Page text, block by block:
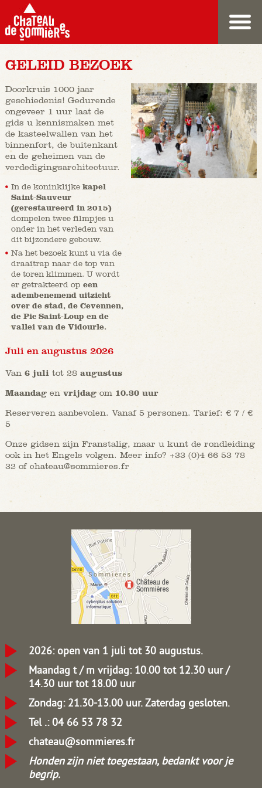
GELEID BEZOEK
Doorkruis 1000 jaar
geschiedenis! Gedurende
ongeveer 1 uur laat de
gids u kennismaken met
de kasteelwallen van het
binnenfort, de buitenkant
en de geheimen van de
verdedigingsarchitectuur.
In de koninklijkekapel
Saint-Sauveur
(gerestaureerd in 2015)
dompelen twee filmpjes u
onder in het verleden van
dit bijzondere gebouw.
Na het bezoek kunt u via de
draaitrap naar de top van
de toren klimmen. U wordt
er getrakteerd op een
adembenemend uitzicht
over de stad, de Cevennen,
de Pic Saint-Loup en de
vallei van de Vidourle.
Juli en augustus 2026
Van 6 juli tot 28augustus
Maandagen vrijdagom 10.30 uur
Reserveren aanbevolen. Vanaf 5 personen. Tarief: € 7 / €
5
Onze gidsen zijn Franstalig, maar u kunt de rondleiding
ook in het Engels volgen. Meer info? +33 (0)4 66 53 78
32 of chateau@sommieres.fr
2026: open van 1 juli tot 30 augustus.
Maandag t / m vrijdag: 10.00 tot 12.30 uur /
14.30 uur tot 18.00 uur
Zondag: 21.30-13.00 uur.Zaterdag gesloten.
Tel .: 04 66 53 78 32
chateau@sommieres.fr
Honden zijn niet toegestaan, bedankt voor je
begrip.